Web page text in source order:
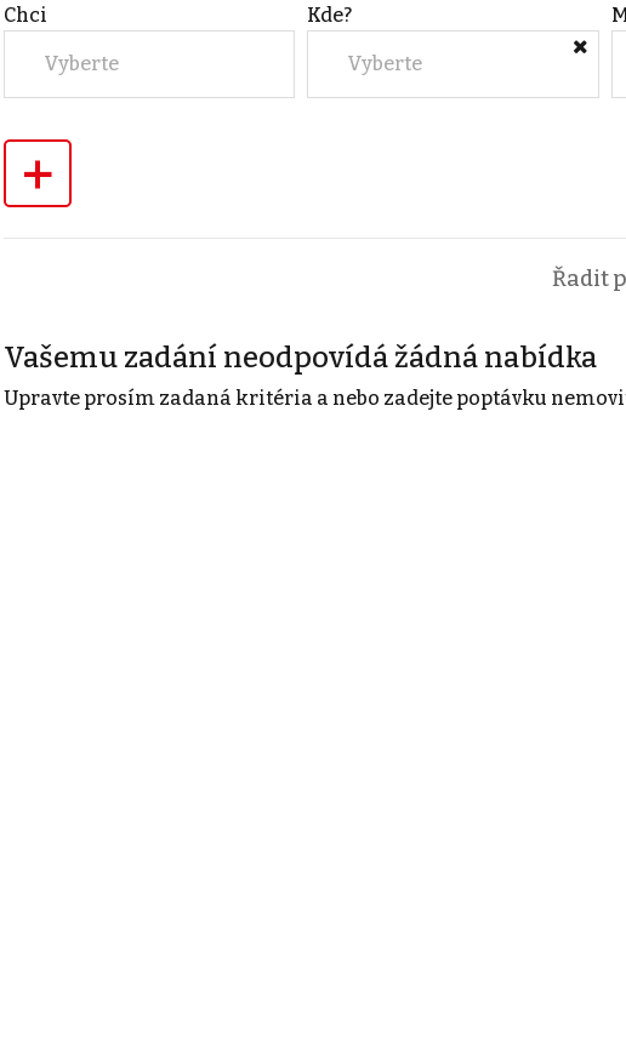
Chci
Vyberte
Kde?
Vyberte
+
Řadit
Vašemu zadání neodpovídá žádná nabídka
Upravte prosím zadaná kritéria a nebo zadejte poptávku